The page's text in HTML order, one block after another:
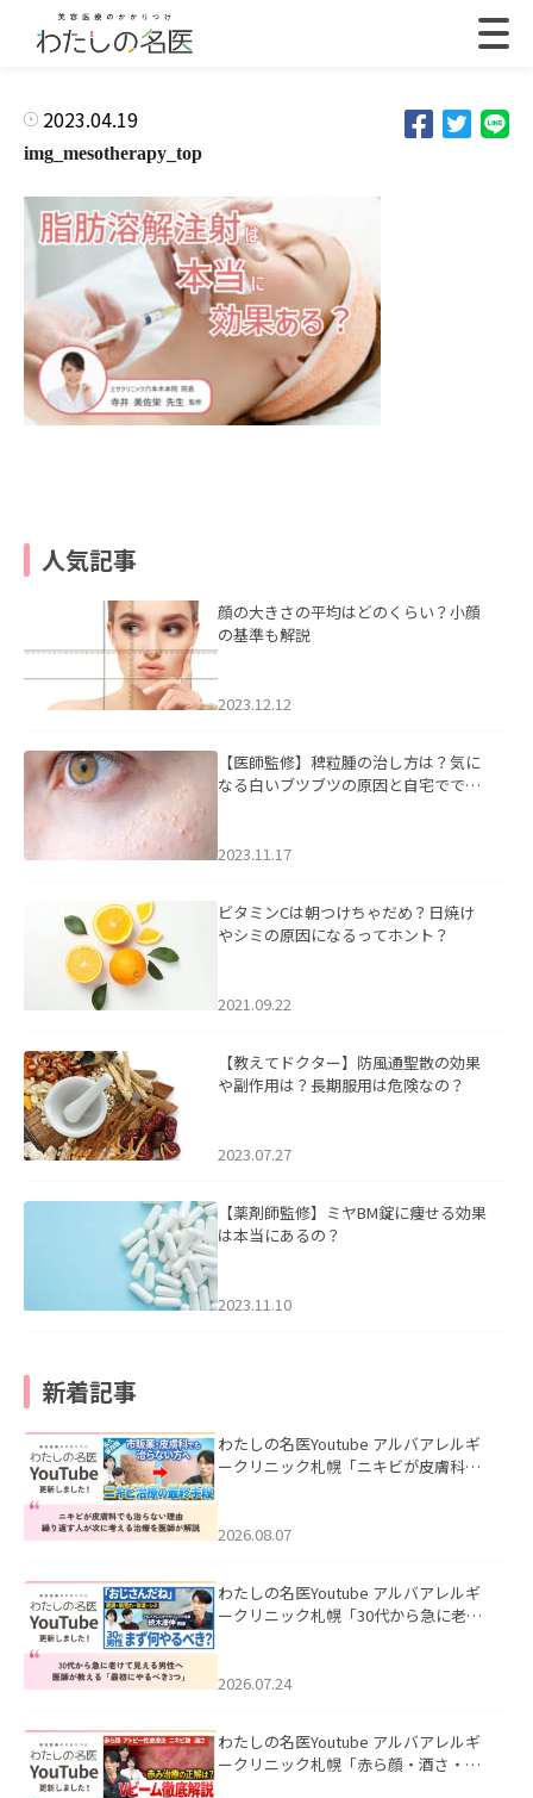
2023.04.19
img_mesotherapy_top
人気記事
顔の大きさの平均はどのくらい？小顔
の基準も解説
2023.12.12
【医師監修】稗粒腫の治し方は？気に
なる白いブツブツの原因と自宅ででき
2023.11.17
ビタミンCは朝つけちゃだめ？日焼け
やシミの原因になるってホント？
2021.09.22
【教えてドクター】防風通聖散の効果
や副作用は？長期服用は危険なの？
2023.07.27
【薬剤師監修】ミヤBM錠に痩せる効果
は本当にあるの？
2023.11.10
新着記事
わたしの名医Youtube アルバアレルギ
ークリニック札幌「ニキビが皮膚科で
ました。
2026.08.07
わたしの名医Youtube アルバアレルギ
ークリニック札幌「30代から急に老け
た。
2026.07.24
わたしの名医Youtube アルバアレルギ
ークリニック札幌「赤ら顔・酒さ・ニ